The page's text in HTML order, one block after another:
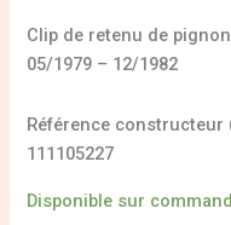
Clip de retenu de
05/1979 – 12/1982
Référence constructeur
111105227
Disponible sur